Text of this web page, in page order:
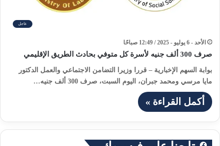
عاجل
الأحد - 6 يوليو - 2025 / 12:49 صباحًا
صرف 300 ألف جنيه لأسرة كل متوفي بحادث الطريق الإقليمي
بوابة السهم الإخبارية – قررا وزيرا التضامن الاجتماعي والعمل الدكتور
مايا مرسي ومحمد جبران، اليوم السبت، صرف 300 ألف جنيه…
أكمل القراءة »